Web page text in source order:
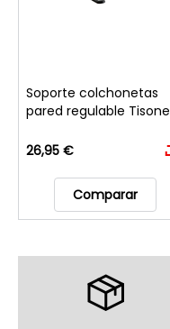
Soporte colchonetas
pared regulable Tisone
26,95 €
Comparar